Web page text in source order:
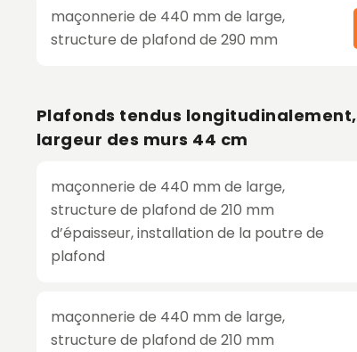
maçonnerie de 440 mm de large,
structure de plafond de 290 mm
Plafonds tendus longitudinalement,
largeur des murs 44 cm
maçonnerie de 440 mm de large,
structure de plafond de 210 mm
d’épaisseur, installation de la poutre de
plafond
maçonnerie de 440 mm de large,
structure de plafond de 210 mm